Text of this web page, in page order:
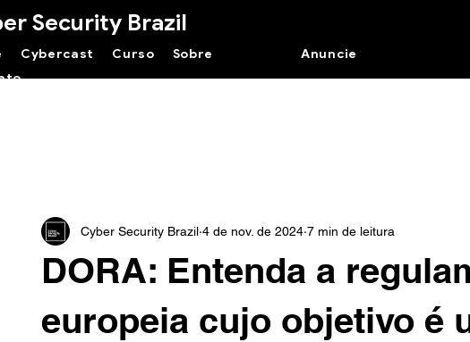
Security Brazil
Anuncie
Cybercast Curso
Sobre
DORA: Entenda a
europeia cujo objetivo é
Cyber Security Brazil 4 de nov. de 2024 7 min de leitura